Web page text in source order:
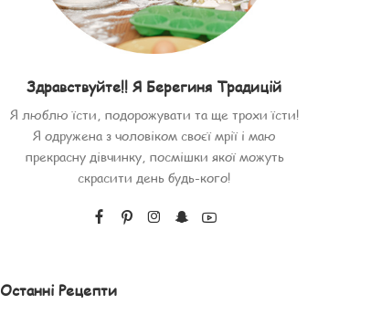
Здравствуйте!! Я Берегиня Традицій
Я люблю їсти, подорожувати та ще трохи їсти!
Я одружена з чоловіком своєї мрії і маю
прекрасну дівчинку, посмішки якої можуть
скрасити день будь-кого!
Останні Рецепти